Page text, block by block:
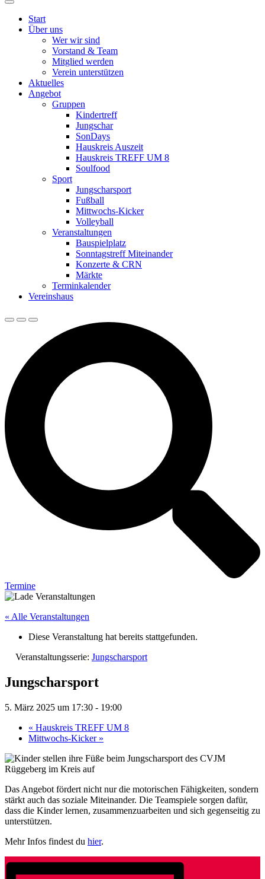
Start
Über uns
Wer wir sind
Vorstand & Team
Mitglied werden
Verein unterstützen
Aktuelles
Angebot
Gruppen
Kindertreff
Jungschar
SonDays
Hauskreis Auszeit
Hauskreis TREFF UM 8
Soulfood
Sport
Jungscharsport
Fußball
Mittwochs-Kicker
Volleyball
Veranstaltungen
Bauspielplatz
Sonntagstreff Miteinander
Konzerte & CRN
Märkte
Terminkalender
Vereinshaus
Termine
« Alle Veranstaltungen
Diese Veranstaltung hat bereits stattgefunden.
Veranstaltungsserie: Jungscharsport
Jungscharsport
5. März 2025 um 17:30 - 19:00
« Hauskreis TREFF UM 8
Mittwochs-Kicker »
Das Angebot fördert nicht nur die motorischen Fähigkeiten, sondern
stärkt auch das soziale Miteinander. Die Teamspiele sorgen dafür,
dass die Kinder lernen, zusammenzuarbeiten und sich gegenseitig zu
unterstützen.
Mehr Infos findest du hier.